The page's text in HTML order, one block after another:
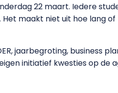
22 maart. Iedere
maakt niet uit hoe lang
jaarbegroting, business
initiatief kwesties op de